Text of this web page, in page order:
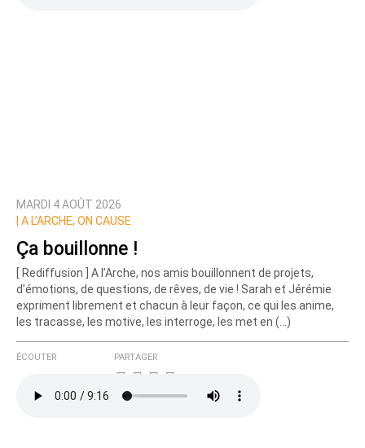
MARDI 4 AOÛT 2026
A L’ARCHE, ON CAUSE
Ça bouillonne !
[ Rediffusion ] A l’Arche, nos amis bouillonnent de projets,
d’émotions, de questions, de rêves, de vie ! Sarah et Jérémie
expriment librement et chacun à leur façon, ce qui les anime,
les tracasse, les motive, les interroge, les met en (…)
ÉCOUTER PARTAGER